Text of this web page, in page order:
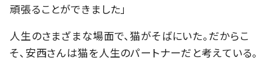
頑張ることができました」
人生のさまざまな場面で、猫がそばにいた。だからこ
そ、安西さんは猫を人生のパートナーだと考えている。